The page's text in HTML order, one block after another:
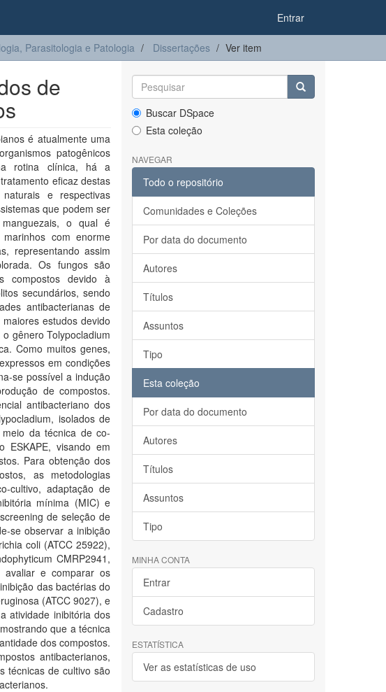
Entrar
Parasitologia e Patologia Dissertações Ver item
de
é atualmente uma
patogênicos
rotina clínica, há a
eficaz destas
e respectivas
que podem ser
o qual é
com enorme
representando assim
Os fungos são
compostos devido à
secundários, sendo
antibacterianas de
estudos devido
gênero Tolypocladium
Como muitos genes,
em condições
se possível a indução
de compostos.
antibacteriano dos
isolados de
da técnica de co-
ESKAPE, visando em
Para obtenção dos
as metodologias
cultivo, adaptação de
mínima (MIC) e
de seleção de
se observar a inibição
coli (ATCC 25922),
CMRP2941,
avaliar e comparar os
das bactérias do
(ATCC 9027), e
atividade inibitória dos
que a técnica
dos compostos.
antibacterianos,
técnicas de cultivo são
Buscar DSpace
Esta coleção
NAVEGAR
Todo o repositório
Comunidades e Coleções
Por data do documento
Autores
Títulos
Assuntos
Tipo
Esta coleção
Por data do documento
Autores
Títulos
Assuntos
Tipo
MINHA CONTA
Entrar
Cadastro
ESTATÍSTICA
Ver as estatísticas de uso